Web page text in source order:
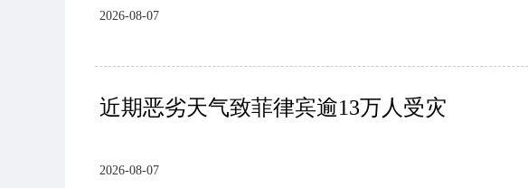
2026-08-07
近期恶劣天气致菲律宾逾13万人受灾
2026-08-07